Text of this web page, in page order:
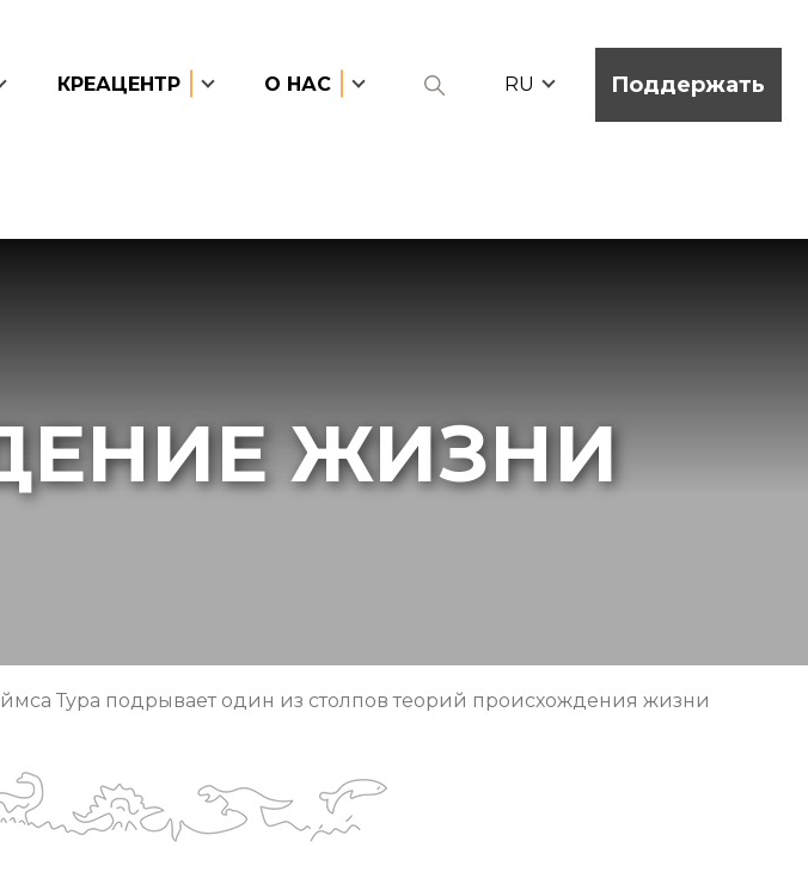
КРЕАЦЕНТР О НАС RU Поддержать
ЖИЗНИ
Тура подрывает один из столпов теорий происхождения жизни